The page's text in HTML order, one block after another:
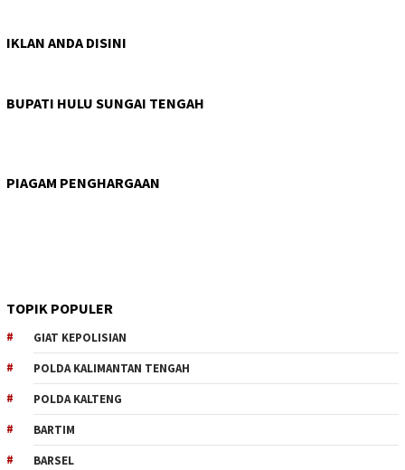
IKLAN ANDA DISINI
BUPATI HULU SUNGAI TENGAH
PIAGAM PENGHARGAAN
TOPIK POPULER
GIAT KEPOLISIAN
POLDA KALIMANTAN TENGAH
POLDA KALTENG
BARTIM
BARSEL